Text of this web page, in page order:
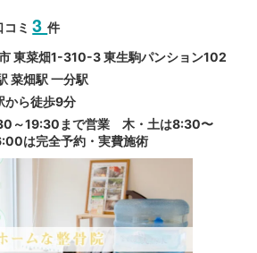
コミ3件
東菜畑1-310-3 東生駒パンション102
菜畑駅 一分駅
から徒歩9分
～19:30まで営業 木・土は8:30〜
は完全予約・実費施術